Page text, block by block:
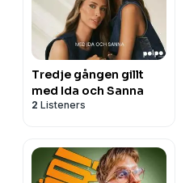
Tredje gången gillt
med Ida och Sanna
2 Listeners